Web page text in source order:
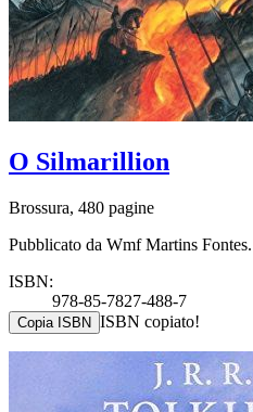
O Silmarillion
Brossura, 480 pagine
Pubblicato da Wmf Martins Fontes.
ISBN:
978-85-7827-488-7
Copia ISBN ISBN copiato!